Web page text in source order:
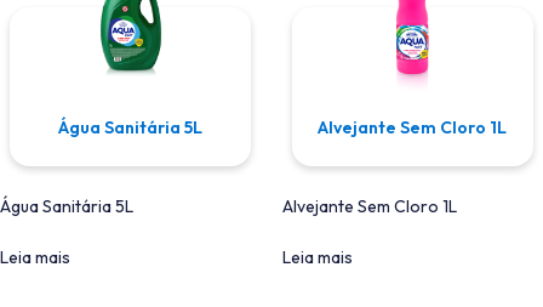
Água Sanitária 5L
Água Sanitária 5L
Leia mais
Alvejante Sem Cloro 1L
Alvejante Sem Cloro 1L
Leia mais